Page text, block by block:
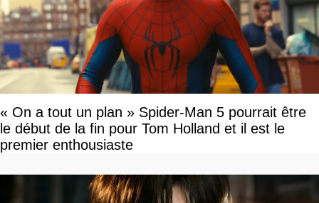
« On a tout un plan » Spider-Man 5 pourrait être
le début de la fin pour Tom Holland et il est le
premier enthousiaste